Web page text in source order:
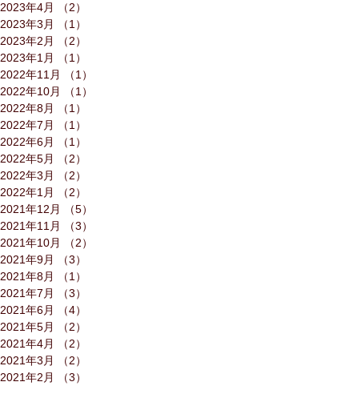
2023年4月
（2）
2023年3月
（1）
2023年2月
（2）
2023年1月
（1）
2022年11月
（1）
2022年10月
（1）
2022年8月
（1）
2022年7月
（1）
2022年6月
（1）
2022年5月
（2）
2022年3月
（2）
2022年1月
（2）
2021年12月
（5）
2021年11月
（3）
2021年10月
（2）
2021年9月
（3）
2021年8月
（1）
2021年7月
（3）
2021年6月
（4）
2021年5月
（2）
2021年4月
（2）
2021年3月
（2）
2021年2月
（3）